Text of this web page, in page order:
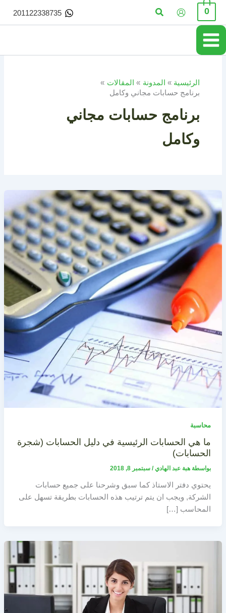
تخطي
المحتوى
0 البحث 201122338735
الرئيسية المدونة
المقالات
برنامج حسابات مجاني وكامل
برنامج حسابات مجاني
وكامل
محاسبة
ما هي الحسابات الرئيسية في دليل الحسابات (شجرة
الحسابات)
بواسطة هبة عبد الهادي/ سبتمبر 8, 2018
يحتوي دفتر الاستاذ كما سبق وشرحنا على جميع حسابات
الشركة, ويجب ان يتم ترتيب هذه الحسابات بطريقة تسهل على
المحاسب […]